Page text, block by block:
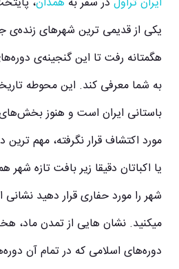
یکی از قدیمی ترین شهرهای
هگمتانه رفت تا این گنجینه‌ی
به شما معرفی کند. این محوطه
باستانی ایران است و هنوز
مورد اکتشاف قرار نگرفته، مهم
یا اکباتان دقیقا زیر بافت تازه
شهر را مورد حفاری قرار دهید نشانی
میکنید. نشان هایی از تمدن ماد،
دوره‌های اسلامی که در تمام آن